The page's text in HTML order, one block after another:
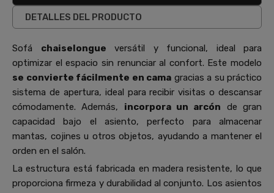
DETALLES DEL PRODUCTO
Sofá chaiselongue versátil y funcional, ideal para
optimizar el espacio sin renunciar al confort. Este modelo
se convierte fácilmente en cama gracias a su práctico
sistema de apertura, ideal para recibir visitas o descansar
cómodamente. Además, incorpora un arcón de gran
capacidad bajo el asiento, perfecto para almacenar
mantas, cojines u otros objetos, ayudando a mantener el
orden en el salón.
La estructura está fabricada en madera resistente, lo que
proporciona firmeza y durabilidad al conjunto. Los asientos